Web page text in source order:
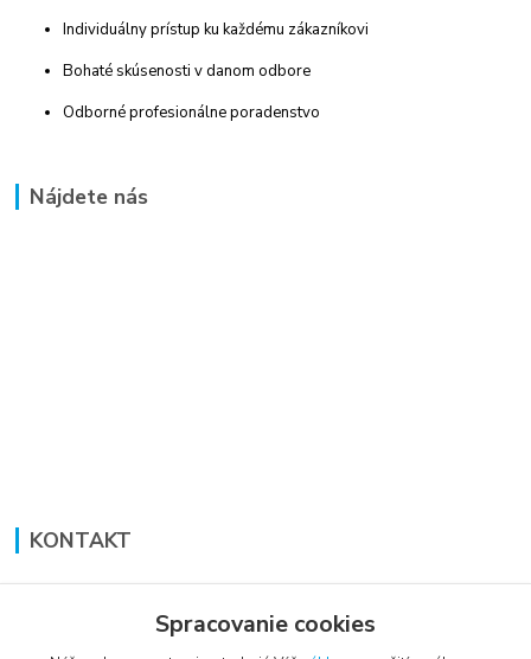
Individuálny prístup ku každému zákazníkovi
Bohaté skúsenosti v danom odbore
Odborné profesionálne poradenstvo
Nájdete nás
KONTAKT
+421 948 711 774Spracovanie cookies